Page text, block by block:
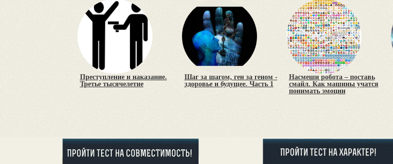
Преступление и наказание.
Третье тысячелетие
Шаг за шагом, ген за геном -
здоровье и будущее. Часть 1
Насмеши робота – поставь
смайл. Как машины учатся
понимать эмоции